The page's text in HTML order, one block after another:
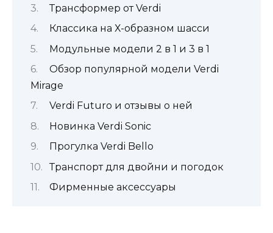
Трансформер от Verdi
Классика на Х-образном шасси
Модульные модели 2 в 1 и 3 в 1
Обзор популярной модели Verdi
Mirage
Verdi Futuro и отзывы о ней
Новинка Verdi Sonic
Прогулка Verdi Bello
Транспорт для двойни и погодок
Фирменные аксессуары